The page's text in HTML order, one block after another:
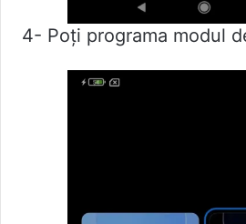
4- Poți programa modul